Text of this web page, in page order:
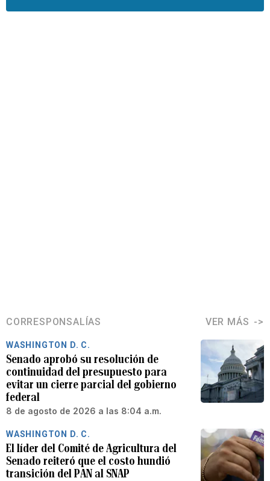
CORRESPONSALÍAS VER MÁS
WASHINGTON D. C.
Senado aprobó su resolución de
continuidad del presupuesto para
evitar un cierre parcial del gobierno
federal
8 de agosto de 2026 a las 8:04 a.m.
WASHINGTON D. C.
El líder del Comité de Agricultura del
Senado reiteró que el costo hundió
transición del PAN al SNAP